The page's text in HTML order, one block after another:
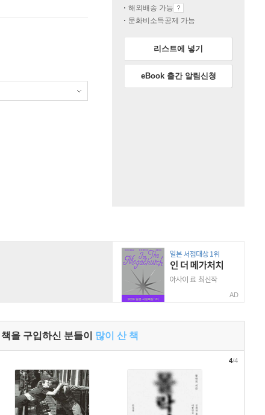
해외배송 가능
문화비소득공제 가능
리스트에 넣기
eBook 출간 알림신청
AD
을 구입하신 분들이 많이 산 책
4/4